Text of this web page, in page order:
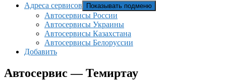
Адреса сервисов Показывать подменю
Автосервисы России
Автосервисы Украины
Автосервисы Казахстана
Автосервисы Белоруссии
Добавить
Автосервис — Темиртау